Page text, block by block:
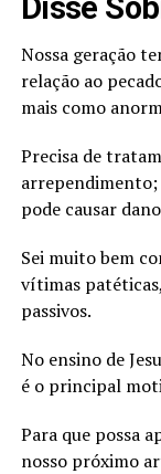
Disse
Nossa geração
relação ao
mais como
Precisa de
arrependimento;
pode causar
Sei muito bem
vítimas
passivos.
No ensino de
é o principal
Para que possa
nosso próximo